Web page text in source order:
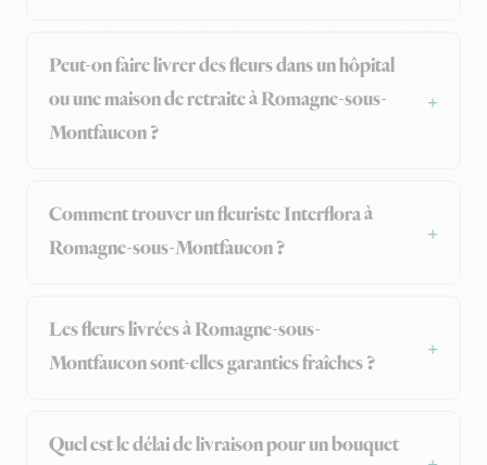
Peut-on faire livrer des fleurs dans un hôpital
ou une maison de retraite à Romagne-sous-
Montfaucon ?
Comment trouver un fleuriste Interflora à
Romagne-sous-Montfaucon ?
Les fleurs livrées à Romagne-sous-
Montfaucon sont-elles garanties fraîches ?
Quel est le délai de livraison pour un bouquet